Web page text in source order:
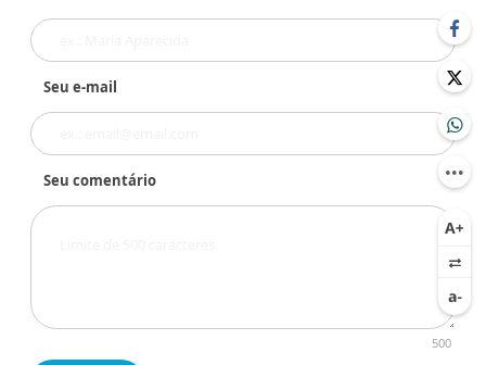
Seu e-mail
Seu comentário
500